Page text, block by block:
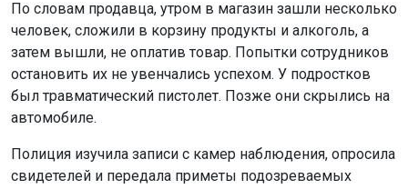
По словам продавца, утром в магазин зашли несколько
человек, сложили в корзину продукты и алкоголь, а
затем вышли, не оплатив товар. Попытки сотрудников
остановить их не увенчались успехом. У подростков
был травматический пистолет. Позже они скрылись на
автомобиле.
Полиция изучила записи с камер наблюдения, опросила
свидетелей и передала приметы подозреваемых